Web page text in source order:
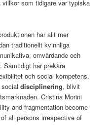
som tidigare var typiska
har allt mer
traditionellt kvinnliga
omvårdande och
Samtidigt har prekära
och social kompetens,
socialdisciplinering, blivit
Cristina Morini
and fragmentation become
all persons irrespective of